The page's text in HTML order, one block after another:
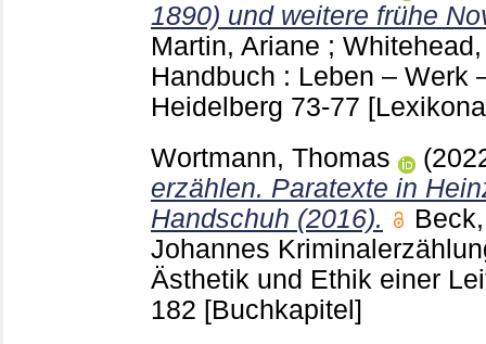
1890) und weitere frühe
Martin, Ariane ;
Handbuch : Leben – Werk
Heidelberg 73-77
Wortmann, Thomas
erzählen. Paratexte in
Handschuh (2016).
Johannes
Ästhetik und Ethik einer
182 [Buchkapitel]